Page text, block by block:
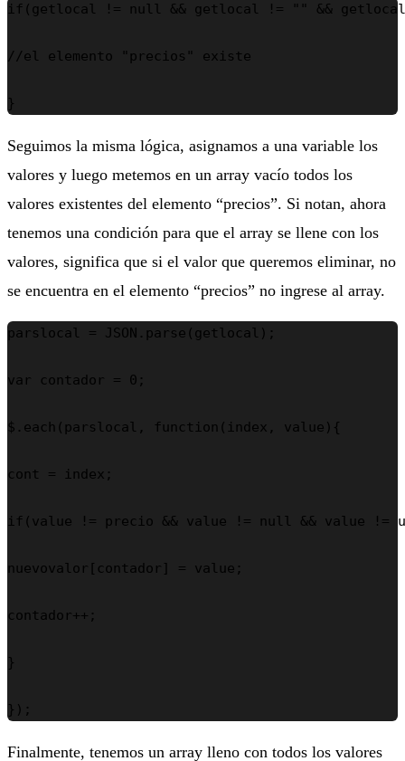
if(getlocal != null && getlocal != "" &&
//el elemento "precios" existe
}
Seguimos la misma lógica, asignamos a una variable los
valores y luego metemos en un array vacío todos los
valores existentes del elemento “precios”. Si notan, ahora
tenemos una condición para que el array se llene con los
valores, significa que si el valor que queremos eliminar, no
se encuentra en el elemento “precios” no ingrese al array.
parslocal = JSON.parse(getlocal);
var contador = 0;
$.each(parslocal, function(index, value){
cont = index;
if(value != precio && value != null && value !=
nuevovalor[contador] = value;
contador++;
}
});
Finalmente, tenemos un array lleno con todos los valores